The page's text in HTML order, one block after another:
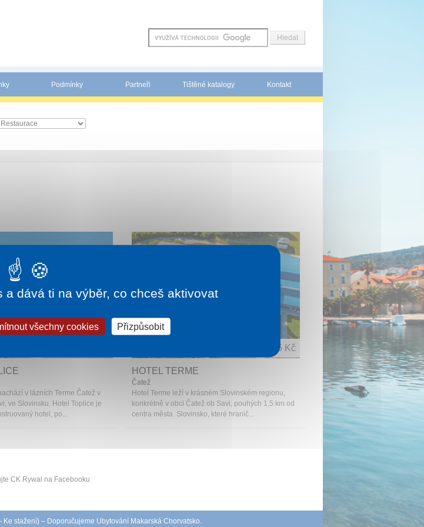
Podmínky Partneři Tištěné katalogy Kontakt
v lázních Terme Čatež v
ve Slovinsku. Hotel Toplice je
hotel, po...
HOTEL TERME
Čatež
Hotel Terme leží v krásném Slovinském regionu,
konkrétně v obci Čatež ob Savi, pouhých 1,5 km od
centra města. Slovinsko, které hranič...
2 085 Kč
CK Rywal na Facebooku
Ke stažení) – Doporučujeme Ubytování Makarská Chorvatsko.
a dává ti na výběr, co chceš aktivovat
všechny cookies Přizpůsobit